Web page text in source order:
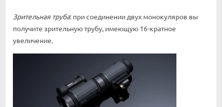
Зрительная труба: при соединении двух монокуляров вы
получите зрительную трубу, имеющую 16-кратное
увеличение.